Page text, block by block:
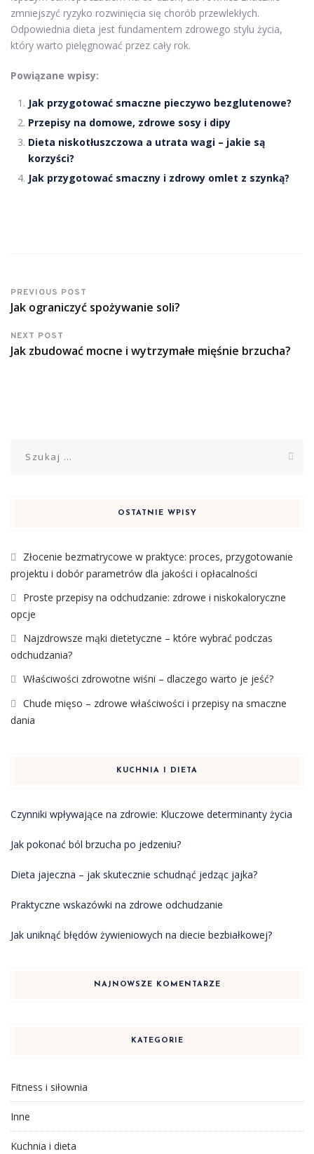
zmniejszyć ryzyko rozwinięcia się chorób przewlekłych.
Odpowiednia dieta jest fundamentem zdrowego stylu życia,
który warto pielęgnować przez cały rok.
Powiązane wpisy:
Jak przygotować smaczne pieczywo bezglutenowe?
Przepisy na domowe, zdrowe sosy i dipy
Dieta niskotłuszczowa a utrata wagi – jakie są
korzyści?
Jak przygotować smaczny i zdrowy omlet z szynką?
PREVIOUS POST
Jak ograniczyć spożywanie soli?
NEXT POST
Jak zbudować mocne i wytrzymałe mięśnie brzucha?
OSTATNIE WPISY
Złocenie bezmatrycowe w praktyce: proces, przygotowanie
projektu i dobór parametrów dla jakości i opłacalności
Proste przepisy na odchudzanie: zdrowe i niskokaloryczne
opcje
Najzdrowsze mąki dietetyczne – które wybrać podczas
odchudzania?
Właściwości zdrowotne wiśni – dlaczego warto je jeść?
Chude mięso – zdrowe właściwości i przepisy na smaczne
dania
KUCHNIA I DIETA
Czynniki wpływające na zdrowie: Kluczowe determinanty życia
Jak pokonać ból brzucha po jedzeniu?
Dieta jajeczna – jak skutecznie schudnąć jedząc jajka?
Praktyczne wskazówki na zdrowe odchudzanie
Jak uniknąć błędów żywieniowych na diecie bezbiałkowej?
NAJNOWSZE KOMENTARZE
KATEGORIE
Fitness i siłownia
Inne
Kuchnia i dieta